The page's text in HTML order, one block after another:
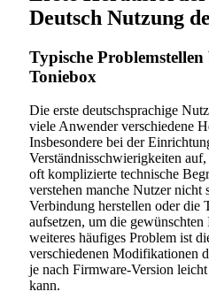
Deutsch Nutzung
Typische
Toniebox
Die erste deutschsprachige
viele Anwender verschiedene
Insbesondere bei der
Verständnisschwierigkeiten
oft komplizierte technische
verstehen manche Nutzer
Verbindung herstellen oder die
aufsetzen, um die
weiteres häufiges Problem ist
verschiedenen Modifikationen
je nach Firmware-Version
kann.